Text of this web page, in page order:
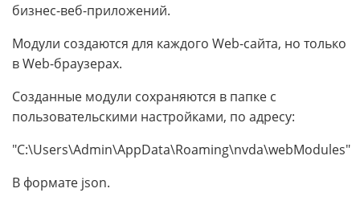
бизнес-веб-приложений.
Модули создаются для каждого Web-сайта, но только
в Web-браузерах.
Созданные модули сохраняются в папке с
пользовательскими настройками, по адресу:
"C:\Users\Admin\AppData\Roaming\nvda\webModules"
В формате json.